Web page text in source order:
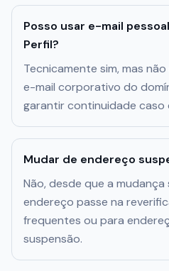
Posso usar e-mail
Perfil?
Tecnicamente sim, mas
e-mail corporativo do
garantir continuidade caso
Mudar de endereço
Não, desde que a mudança
endereço passe na
frequentes ou para
suspensão.